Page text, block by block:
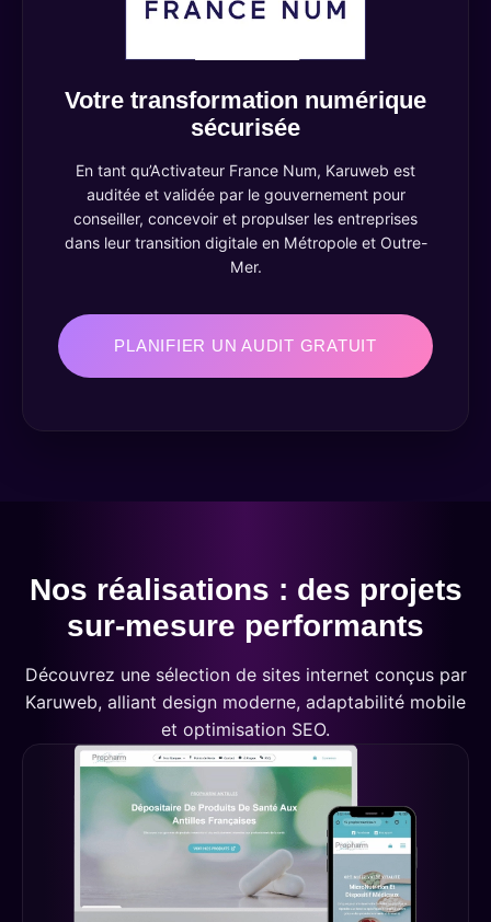
Votre transformation numérique
sécurisée
En tant qu’Activateur France Num, Karuweb est
auditée et validée par le gouvernement pour
conseiller, concevoir et propulser les entreprises
dans leur transition digitale en Métropole et Outre-
Mer.
PLANIFIER UN AUDIT GRATUIT
Nos réalisations : des projets
sur-mesure performants
Découvrez une sélection de sites internet conçus par
Karuweb, alliant design moderne, adaptabilité mobile
et optimisation SEO.